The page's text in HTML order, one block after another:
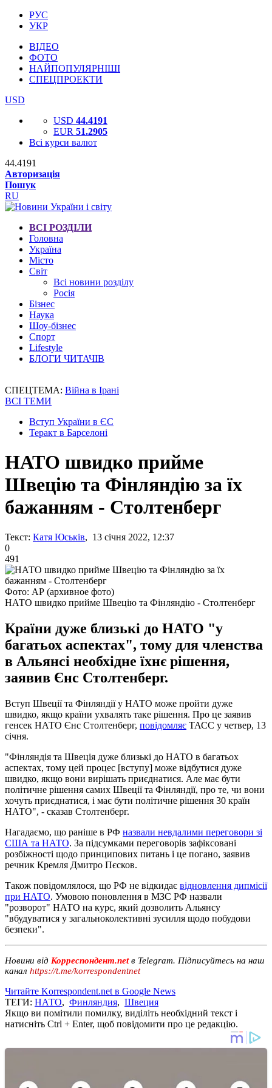
РУС
УКР
ВІДЕО
ФОТО
НАЙПОПУЛЯРНІШІ
СПЕЦПРОЕКТИ
USD
USD 44.4191
EUR 51.2905
Всі курси валют
44.4191
Авторизація
Пошук
RU
ВСІ РОЗДІЛИ
Головна
Україна
Місто
Світ
Всі новини розділу
Росія
Бізнес
Наука
Шоу-бізнес
Спорт
Lifestyle
БЛОГИ ЧИТАЧІВ
СПЕЦТЕМА: Війна в Ірані
ВСІ ТЕМИ
Вступ України в ЄС
Теракт в Барселоні
НАТО швидко прийме
Швецію та Фінляндію за їх
бажанням - Столтенберг
Текст: Катя Юськів, 13 січня 2022, 12:37
0
491
Фото: АР (архивное фото)
НАТО швидко прийме Швецію та Фінляндію - Столтенберг
Країни дуже близькі до НАТО "у
багатьох аспектах", тому для членства
в Альянсі необхідне їхнє рішення,
заявив Єнс Столтенберг.
Вступ Швеції та Фінляндії у НАТО може пройти дуже
швидко, якщо країни ухвалять таке рішення. Про це заявив
генсек НАТО Єнс Столтенберг, повідомляє ТАСС у четвер, 13
січня.
"Фінляндія та Швеція дуже близькі до НАТО в багатьох
аспектах, тому цей процес [вступу] може відбутися дуже
швидко, якщо вони вирішать приєднатися. Але має бути
політичне рішення самих Швеції та Фінляндії, про те, чи вони
хочуть приєднатися, і має бути політичне рішення 30 країн
НАТО", - сказав Столтенберг.
Нагадаємо, що раніше в РФ назвали невдалими переговори зі
США та НАТО. За підсумками переговорів зафіксовані
розбіжності щодо принципових питань і це погано, заявив
речник Кремля Дмитро Пєсков.
Також повідомлялося, що РФ не відкидає відновлення дипмісії
при НАТО. Умовою поновлення в МЗС РФ назвали
"розворот" НАТО на курс, який дозволить Альянсу
"вбудуватися у загальноколективні зусилля щодо побудови
безпеки".
Новини від Корреспондент.netв Telegram. Підписуйтесь на наш
канал https://t.me/korrespondentnet
Читайте Korrespondent.net в Google News
ТЕГИ: НАТО, Финляндия, Швеция
Якщо ви помітили помилку, виділіть необхідний текст і
натисніть Ctrl + Enter, щоб повідомити про це редакцію.